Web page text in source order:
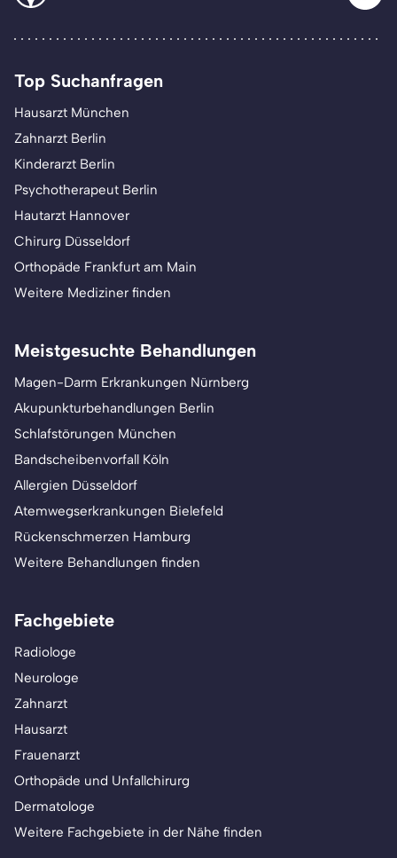
Top Suchanfragen
Hausarzt München
Zahnarzt Berlin
Kinderarzt Berlin
Psychotherapeut Berlin
Hautarzt Hannover
Chirurg Düsseldorf
Orthopäde Frankfurt am Main
Weitere Mediziner finden
Meistgesuchte Behandlungen
Magen-Darm Erkrankungen Nürnberg
Akupunkturbehandlungen Berlin
Schlafstörungen München
Bandscheibenvorfall Köln
Allergien Düsseldorf
Atemwegserkrankungen Bielefeld
Rückenschmerzen Hamburg
Weitere Behandlungen finden
Fachgebiete
Radiologe
Neurologe
Zahnarzt
Hausarzt
Frauenarzt
Orthopäde und Unfallchirurg
Dermatologe
Weitere Fachgebiete in der Nähe finden